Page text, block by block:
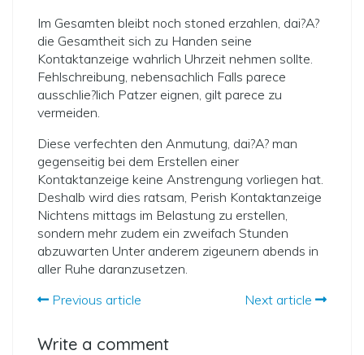
Im Gesamten bleibt noch stoned erzahlen, dai?A?
die Gesamtheit sich zu Handen seine
Kontaktanzeige wahrlich Uhrzeit nehmen sollte.
Fehlschreibung, nebensachlich Falls parece
ausschlie?lich Patzer eignen, gilt parece zu
vermeiden.
Diese verfechten den Anmutung, dai?A? man
gegenseitig bei dem Erstellen einer
Kontaktanzeige keine Anstrengung vorliegen hat.
Deshalb wird dies ratsam, Perish Kontaktanzeige
Nichtens mittags im Belastung zu erstellen,
sondern mehr zudem ein zweifach Stunden
abzuwarten Unter anderem zigeunern abends in
aller Ruhe daranzusetzen.
Previous article
Next article
Write a comment